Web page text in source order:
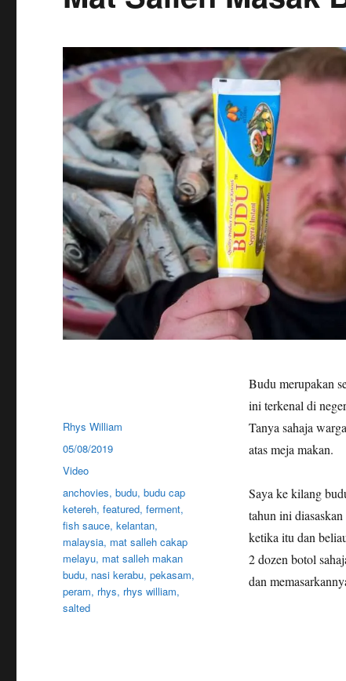
Budu merupakan
ini terkenal di
Tanya sahaja
atas meja makan.
Saya ke kilang
tahun ini
ketika itu dan
2 dozen botol
dan
Author
Rhys William
Posted
on
05/08/2019
Categories
Video
Tags
anchovies,budu,budu cap
ketereh,featured,ferment,
fish sauce,kelantan,
malaysia, mat salleh cakap
melayu, mat salleh makan
budu, nasi kerabu,pekasam,
peram, rhys, rhys william,
salted